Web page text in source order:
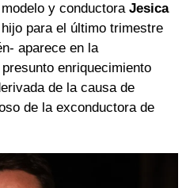
y conductora Jesica
para el último trimestre
aparece en la
enriquecimiento
de la causa de
de la exconductora de